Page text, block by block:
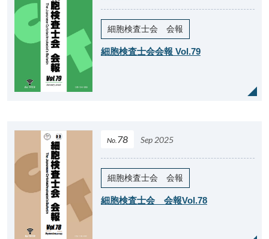
細胞検査士会 会報
細胞検査士会会報 Vol.79
No. 78 Sep 2025
細胞検査士会 会報
細胞検査士会 会報Vol.78